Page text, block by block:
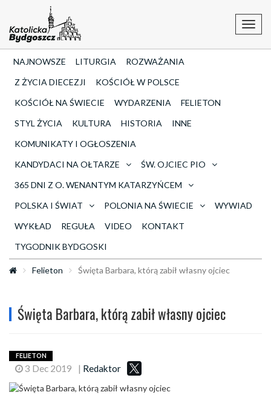
NAJNOWSZE LITURGIA
ROZWAŻANIA
Z ŻYCIA DIECEZJI
KOŚCIÓŁ W POLSCE
KOŚCIÓŁ NA ŚWIECIE
WYDARZENIA
FELIETON
STYL ŻYCIA
KULTURA HISTORIA
INNE
KOMUNIKATY I OGŁOSZENIA
KANDYDACI NA OŁTARZE
ŚW. OJCIEC PIO
365 DNI Z O. WENANTYM KATARZYŃCEM
POLSKA I ŚWIAT
POLONIA NA ŚWIECIE
WYWIAD
WYKŁAD
REGUŁA VIDEO
KONTAKT
TYGODNIK BYDGOSKI
Felieton Święta Barbara, którą zabił własny ojciec
Święta Barbara, którą zabił własny ojciec
FELIETON
3 Dec 2019 | Redaktor